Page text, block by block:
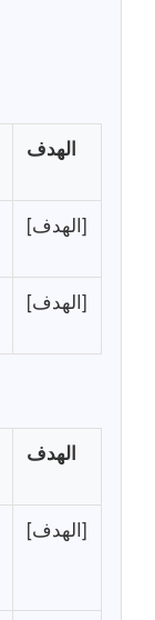
الهدف
[الهدف]
[الهدف]
الهدف
[الهدف]